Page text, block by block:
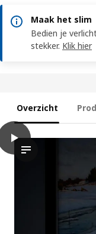
Maak het slim
Bedien je
stekker. Klik hier
Overzicht
play
De video toont
TÄRNABY